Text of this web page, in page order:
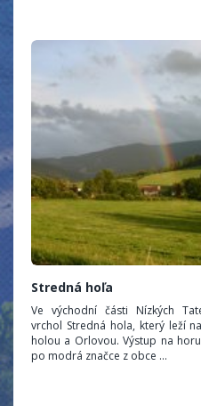
Stredná hoľa
Ve východní části Nízkých
vrchol Stredná hola, který leží
holou a Orlovou. Výstup na
po modrá značce z obce ...